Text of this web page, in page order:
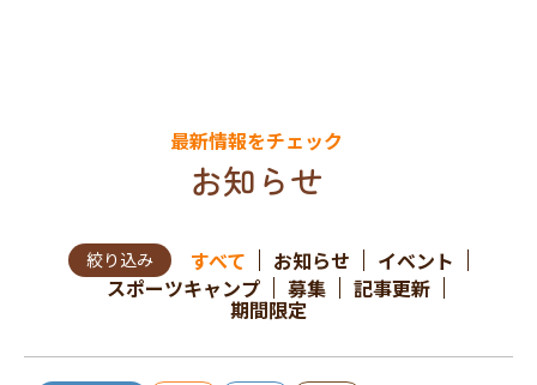
最新情報をチェック
お知らせ
すべて お知らせ
イベント
スポーツキャンプ
募集 記事更新
期間限定